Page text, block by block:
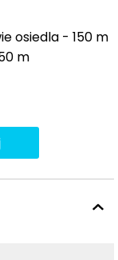
osiedla - 150 m
m